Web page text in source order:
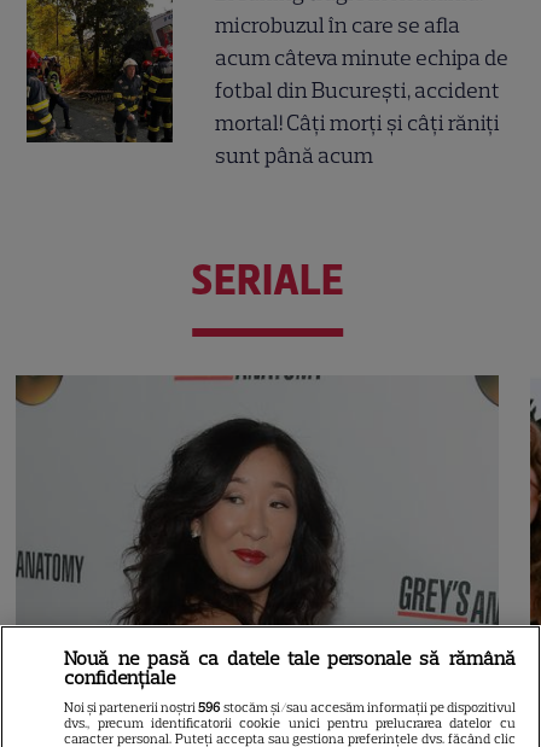
microbuzul în care se afla
acum câteva minute echipa de
fotbal din București, accident
mortal! Câți morți și câți răniți
sunt până acum
SERIALE
Nouă ne pasă ca datele tale personale să rămână
confidențiale
Noi și partenerii noștri596 stocăm și/sau accesăm informații pe dispozitivul
dvs., precum identificatorii cookie unici pentru prelucrarea datelor cu
caracter personal. Puteți accepta sau gestiona preferințele dvs. făcând clic